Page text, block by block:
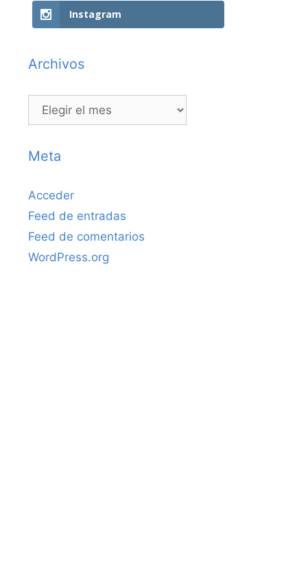
Instagram
Archivos
Archivos
Meta
Acceder
Feed de entradas
Feed de comentarios
WordPress.org